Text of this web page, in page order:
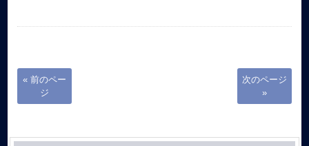
« 前のペー
ジ
次のページ
»